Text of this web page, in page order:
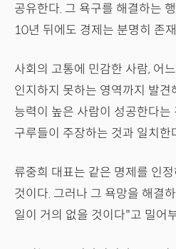
공유한다. 그 욕구를 해결하는
10년 뒤에도 경제는 분명히 존
사회의 고통에 민감한 사람, 어
인지하지 못하는 영역까지 발견
능력이 높은 사람이 성공한다는
구루들이 주장하는 것과 일치한
류중희 대표는 같은 명제를 인
것이다. 그러나 그 욕망을 해결
일이 거의 없을 것이다"고 밀어